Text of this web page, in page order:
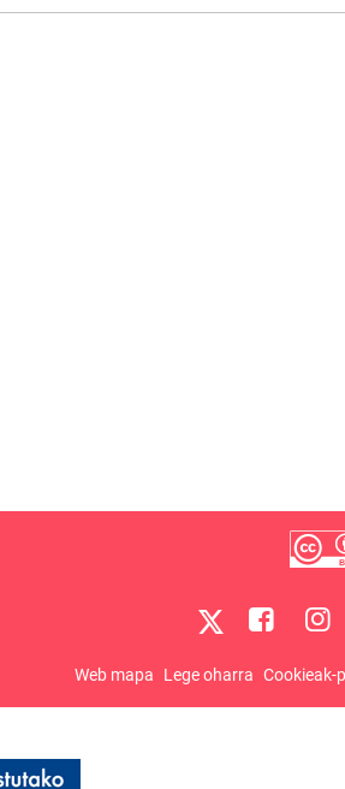
Web mapa Lege oharra Cookieak-